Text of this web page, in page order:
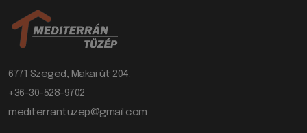
6771 Szeged, Makai út 204.
+36-30-528-9702
mediterrantuzep@gmail.com